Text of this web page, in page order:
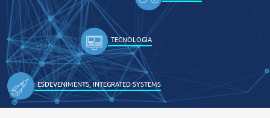
TECNOLOGIA
ESDEVENIMENTS, INTEGRATED SYSTEMS